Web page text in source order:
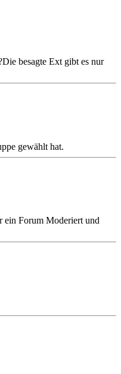
besagte Ext gibt es nur
gewählt hat.
ein Forum Moderiert und